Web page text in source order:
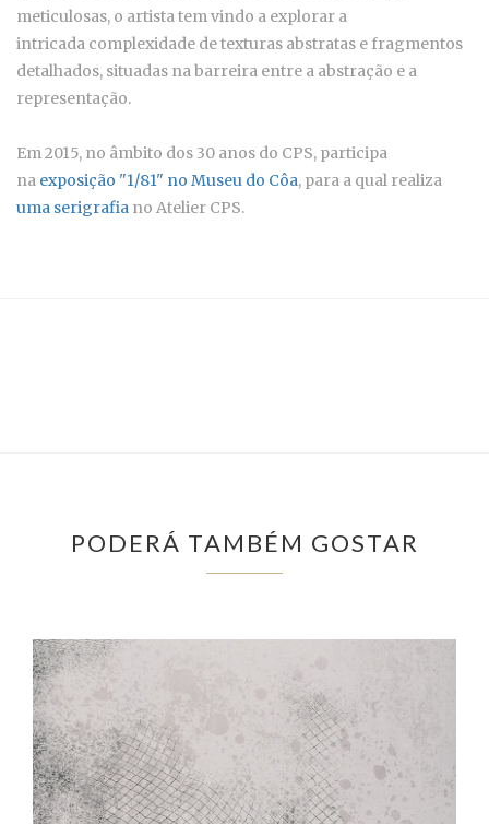
meticulosas, o artista tem vindo a explorar a
intricada complexidade de texturas abstratas e fragmentos
detalhados, situadas na barreira entre a abstração e a
representação.
Em 2015, no âmbito dos 30 anos do CPS, participa
na exposição "1/81" no Museu do Côa, para a qual realiza
uma serigrafia no Atelier CPS.
PODERÁ TAMBÉM GOSTAR